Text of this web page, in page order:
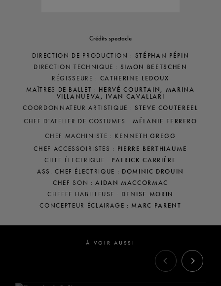
Crédits spectacle
DIRECTION DE PRODUCTION : STÉPHAN PÉPIN
DIRECTION TECHNIQUE : SIMON BEETSCHEN
RÉGISSEURE : CATHERINE LEDOUX
MAÎTRES DE BALLET : HERVÉ COURTAIN, MARINA
VILLANUEVA, IVAN CAVALLARI
COORDONNATEUR ARTISTIQUE : STEVE COUTEREEL
CHEF D'ATELIER DE COSTUMES : MÉLANIE FERRERO
CHEF MACHINISTE : KENNETH GREGG
CHEF ACCESSOIRISTES : PIERRE BERTHIAUME
CHEF ÉLECTRIQUE : PATRICK CARRIÈRE
ASS. CHEF ÉLECTRIQUE : DOMINIC DROUIN
CHEF SON :AIDAN MACCORMAC
CHEFFE HABILLEUSE : DENISE MORIN
CONCEPTEUR ÉCLAIRAGE : MARC PARENT
À VOIR AUSSI